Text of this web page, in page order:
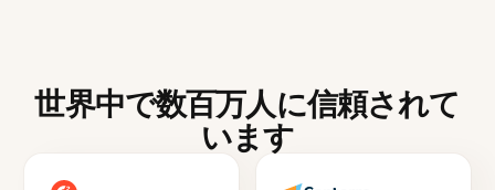
世界中で数百万人に信頼されて
います